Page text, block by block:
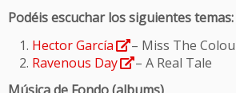
Podéis escuchar los siguientes temas:
Hector García
– Miss The
Ravenous Day
– A Real Tale